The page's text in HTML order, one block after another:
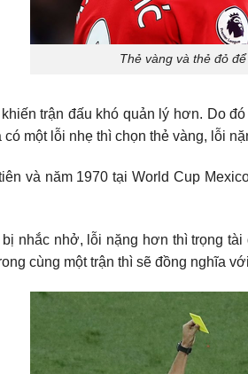
Thẻ vàng và thẻ đỏ
trận đấu khó quản lý hơn. Do
có một lỗi nhẹ thì chọn thẻ vàng, lỗi
và năm 1970 tại World Cup
nhắc nhở, lỗi nặng hơn thì trọng
cùng một trận thì sẽ đồng nghĩa